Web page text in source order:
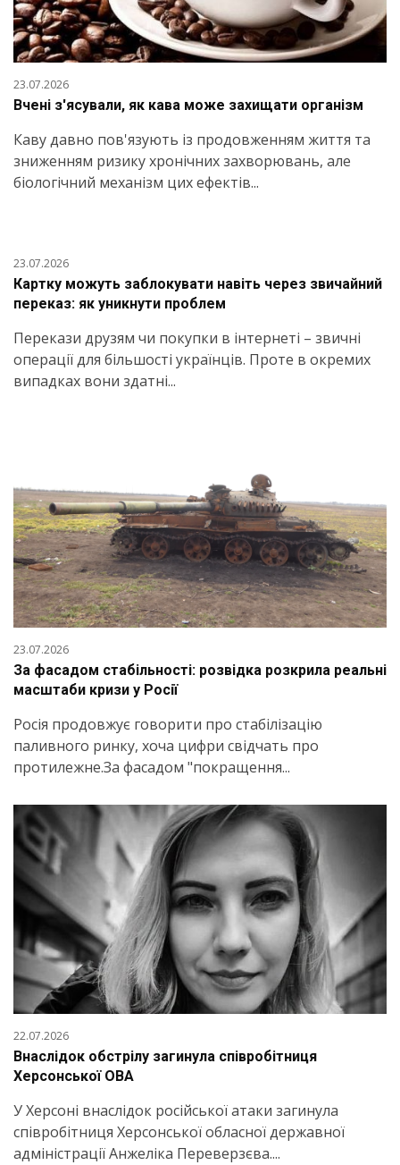
23.07.2026
Вчені з'ясували, як кава може захищати організм
Каву давно пов'язують із продовженням життя та
зниженням ризику хронічних захворювань, але
біологічний механізм цих ефектів...
23.07.2026
Картку можуть заблокувати навіть через звичайний
переказ: як уникнути проблем
Перекази друзям чи покупки в інтернеті – звичні
операції для більшості українців. Проте в окремих
випадках вони здатні...
23.07.2026
За фасадом стабільності: розвідка розкрила реальні
масштаби кризи у Росії
Росія продовжує говорити про стабілізацію
паливного ринку, хоча цифри свідчать про
протилежне.За фасадом "покращення...
22.07.2026
Внаслідок обстрілу загинула співробітниця
Херсонської ОВА
У Херсоні внаслідок російської атаки загинула
співробітниця Херсонської обласної державної
адміністрації Анжеліка Переверзєва....